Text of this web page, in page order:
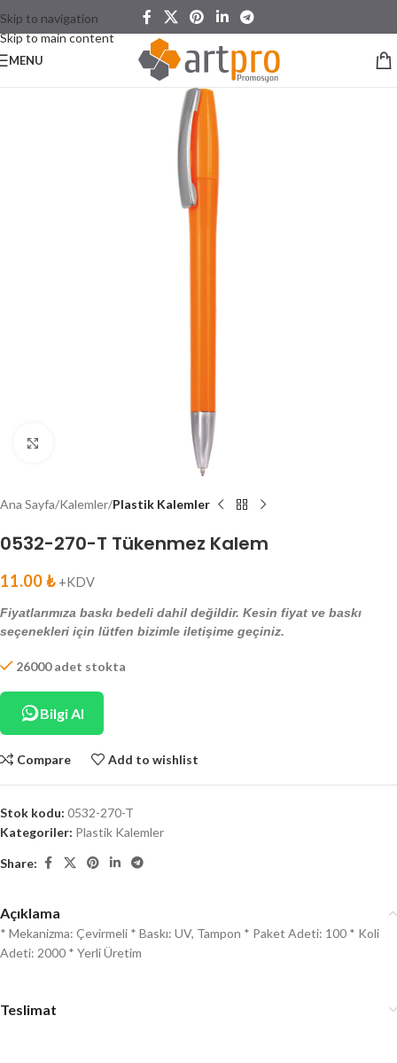
Skip to navigation
Skip to main content
MENU
Ana Sayfa Kalemler Plastik Kalemler
0532-270-T Tükenmez Kalem
11.00₺ +KDV
Fiyatlarımıza baskı bedeli dahil değildir. Kesin fiyat ve baskı
seçenekleri için lütfen bizimle iletişime geçiniz.
26000 adet stokta
Bilgi Al
Compare Add to wishlist
Stok kodu: 0532-270-T
Kategoriler: Plastik Kalemler
Share:
Açıklama
* Mekanizma: Çevirmeli * Baskı: UV, Tampon * Paket Adeti: 100 * Koli
Adeti: 2000 * Yerli Üretim
Teslimat